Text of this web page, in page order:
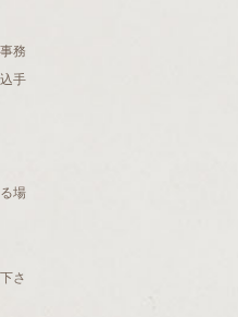
務
手
場
さ